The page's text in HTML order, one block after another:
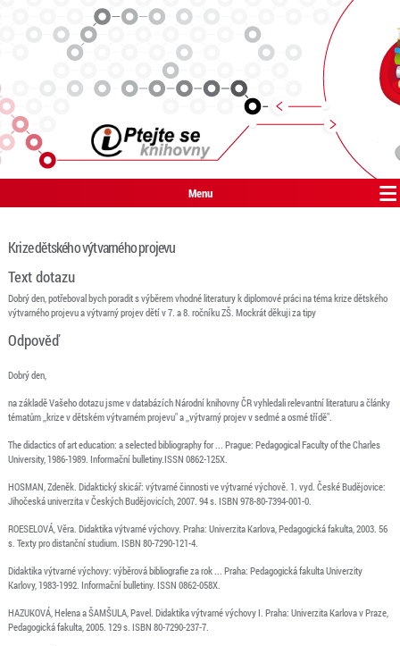
Menu
Krize dětského výtvarného projevu
Text dotazu
Dobrý den, potřeboval bych poradit s výběrem vhodné literatury k diplomové práci na téma krize dětského
výtvarného projevu a výtvarný projev dětí v 7. a 8. ročníku ZŠ. Mockrát děkuji za tipy
Odpověď
Dobrý den,
na základě Vašeho dotazu jsme v databázích Národní knihovny ČR vyhledali relevantní literaturu a články
tématům ,,krize v dětském výtvarném projevu" a ,,výtvarný projev v sedmé a osmé třídě".
The didactics of art education: a selected bibliography for ... Prague: Pedagogical Faculty of the Charles
University, 1986-1989. Informační bulletiny.ISSN 0862-125X.
HOSMAN, Zdeněk. Didaktický skicář: výtvarné činnosti ve výtvarné výchově. 1. vyd. České Budějovice:
Jihočeská univerzita v Českých Budějovicích, 2007. 94 s. ISBN 978-80-7394-001-0.
ROESELOVÁ, Věra. Didaktika výtvarné výchovy. Praha: Univerzita Karlova, Pedagogická fakulta, 2003. 56
s. Texty pro distanční studium. ISBN 80-7290-121-4.
Didaktika výtvarné výchovy: výběrová bibliografie za rok ... Praha: Pedagogická fakulta Univerzity
Karlovy, 1983-1992. Informační bulletiny. ISSN 0862-058X.
HAZUKOVÁ, Helena a ŠAMŠULA, Pavel. Didaktika výtvarné výchovy I. Praha: Univerzita Karlova v Praze,
Pedagogická fakulta, 2005. 129 s. ISBN 80-7290-237-7.